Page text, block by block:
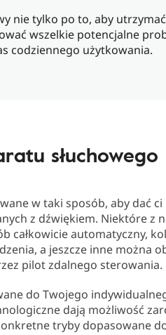
nie tylko po to, aby
wszelkie potencjalne
codziennego użytkowania.
słuchowego
w taki sposób, aby dać
z dźwiękiem. Niektóre z
całkowicie automatyczny,
a jeszcze inne można
pilot zdalnego sterowania.
do Twojego
dają możliwość
tryby dopasowane